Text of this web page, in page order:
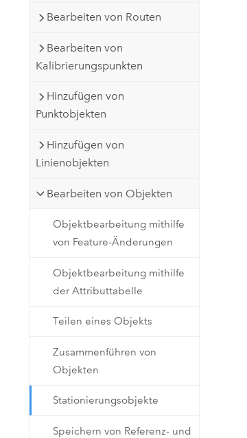
Bearbeiten von Routen
Bearbeiten von
Kalibrierungspunkten
Hinzufügen von
Punktobjekten
Hinzufügen von
Linienobjekten
Bearbeiten von Objekten
Objektbearbeitung mithilfe
von Feature-Änderungen
Objektbearbeitung mithilfe
der Attributtabelle
Teilen eines Objekts
Zusammenführen von
Objekten
Stationierungsobjekte
Speichern von Referenz- und